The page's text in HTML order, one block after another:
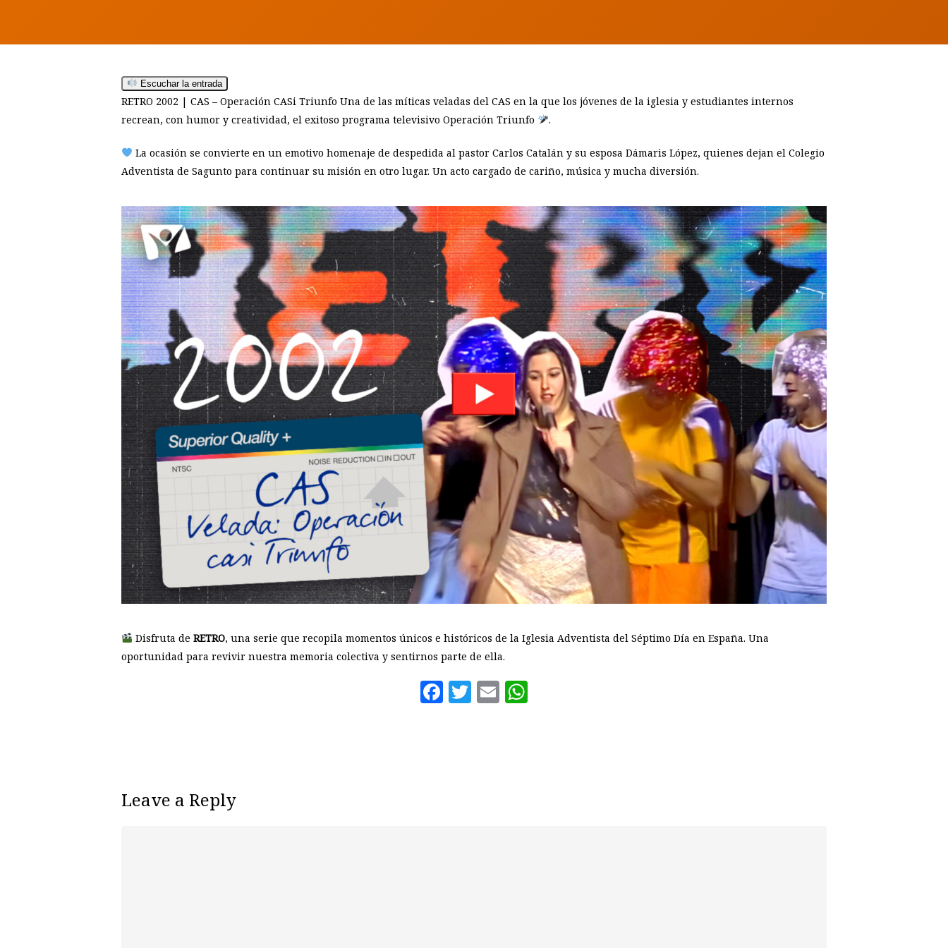
Escuchar la entrada
RETRO 2002 | CAS – Operación CASi Triunfo Una de las míticas veladas del CAS en la que los jóvenes de la iglesia y estudiantes internos
recrean, con humor y creatividad, el exitoso programa televisivo Operación Triunfo .
La ocasión se convierte en un emotivo homenaje de despedida al pastor Carlos Catalán y su esposa Dámaris López, quienes dejan el Colegio
Adventista de Sagunto para continuar su misión en otro lugar. Un acto cargado de cariño, música y mucha diversión.
Disfruta de RETRO, una serie que recopila momentos únicos e históricos de la Iglesia Adventista del Séptimo Día en España. Una
oportunidad para revivir nuestra memoria colectiva y sentirnos parte de ella.
Facebook
Twitter
Email
Leave a Reply